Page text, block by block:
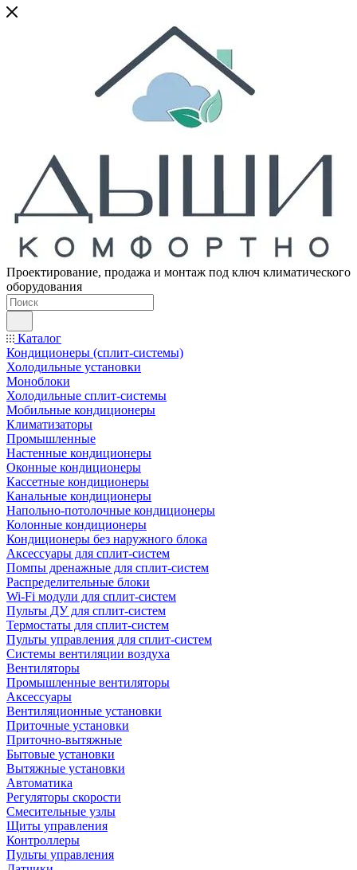
Проектирование, продажа и монтаж под ключ климатического
оборудования
Каталог
Кондиционеры (сплит-системы)
Холодильные установки
Моноблоки
Холодильные сплит-системы
Мобильные кондиционеры
Климатизаторы
Промышленные
Настенные кондиционеры
Оконные кондиционеры
Кассетные кондиционеры
Канальные кондиционеры
Напольно-потолочные кондиционеры
Колонные кондиционеры
Кондиционеры без наружного блока
Аксессуары для сплит-систем
Помпы дренажные для сплит-систем
Распределительные блоки
Wi-Fi модули для сплит-систем
Пульты ДУ для сплит-систем
Термостаты для сплит-систем
Пульты управления для сплит-систем
Системы вентиляции воздуха
Вентиляторы
Промышленные вентиляторы
Аксессуары
Вентиляционные установки
Приточные установки
Приточно-вытяжные
Бытовые установки
Вытяжные установки
Автоматика
Регуляторы скорости
Смесительные узлы
Щиты управления
Контроллеры
Пульты управления